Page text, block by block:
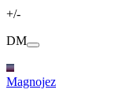
+/-
DM
Magnojez